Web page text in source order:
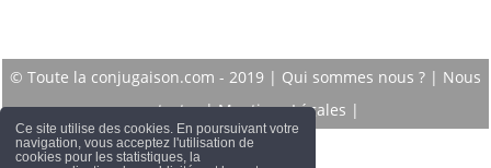
Ce site utilise des cookies. En poursuivant votre
navigation, vous acceptez l'utilisation de
cookies pour les statistiques, la
© Toute la conjugaison.com - 2019 | Qui sommes nous ? | Nous
contacter|Mentions Légales |